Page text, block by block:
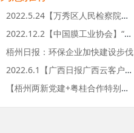
2022.5.24【万秀区人民检察院】检企共建聚合力 法治护
2022.12.2【中国膜工业协会】“平板陶瓷膜产业示范基地
梧州日报：环保企业加快建设步伐
2022.6.1【广西日报广西云客户端】粽叶飘香，“粽”享欢
【梧州两新党建+粤桂合作特别试验区】紧随总书记的脚步 学党史